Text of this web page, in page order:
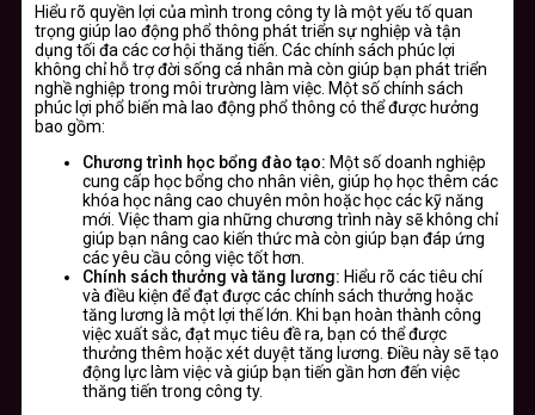
Hiểu rõ quyền lợi của mình trong công ty là một yếu tố quan
trọng giúp lao động phổ thông phát triển sự nghiệp và tận
dụng tối đa các cơ hội thăng tiến. Các chính sách phúc lợi
không chỉ hỗ trợ đời sống cá nhân mà còn giúp bạn phát triển
nghề nghiệp trong môi trường làm việc. Một số chính sách
phúc lợi phổ biến mà lao động phổ thông có thể được hưởng
bao gồm:
Chương trình học bổng đào tạo: Một số doanh nghiệp
cung cấp học bổng cho nhân viên, giúp họ học thêm các
khóa học nâng cao chuyên môn hoặc học các kỹ năng
mới. Việc tham gia những chương trình này sẽ không chỉ
giúp bạn nâng cao kiến thức mà còn giúp bạn đáp ứng
các yêu cầu công việc tốt hơn.
Chính sách thưởng và tăng lương: Hiểu rõ các tiêu chí
và điều kiện để đạt được các chính sách thưởng hoặc
tăng lương là một lợi thế lớn. Khi bạn hoàn thành công
việc xuất sắc, đạt mục tiêu đề ra, bạn có thể được
thưởng thêm hoặc xét duyệt tăng lương. Điều này sẽ tạo
động lực làm việc và giúp bạn tiến gần hơn đến việc
thăng tiến trong công ty.